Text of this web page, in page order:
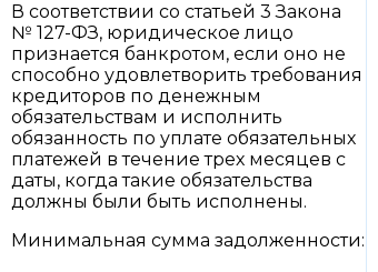
В соответствии со статьей 3 Закона
№ 127-ФЗ, юридическое лицо
признается банкротом, если оно не
способно удовлетворить требования
кредиторов по денежным
обязательствам и исполнить
обязанность по уплате обязательных
платежей в течение трех месяцев с
даты, когда такие обязательства
должны были быть исполнены.
Минимальная сумма задолженности: